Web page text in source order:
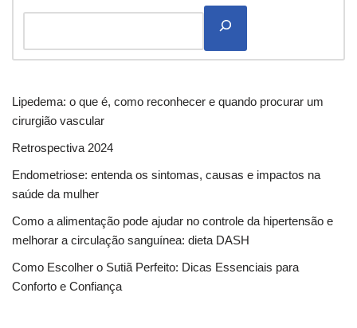
Lipedema: o que é, como reconhecer e quando procurar um
cirurgião vascular
Retrospectiva 2024
Endometriose: entenda os sintomas, causas e impactos na
saúde da mulher
Como a alimentação pode ajudar no controle da hipertensão e
melhorar a circulação sanguínea: dieta DASH
Como Escolher o Sutiã Perfeito: Dicas Essenciais para
Conforto e Confiança